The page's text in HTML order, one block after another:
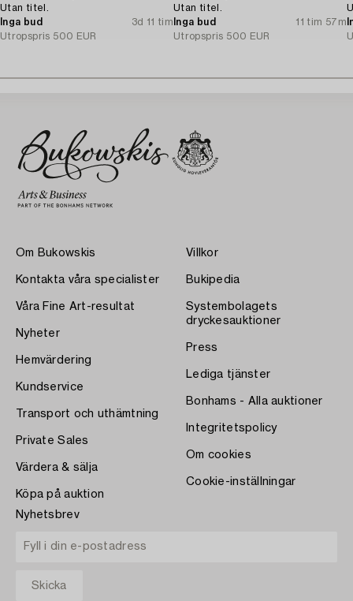
Utan titel.
Inga bud
3d 11 tim
Utropspris 500 EUR
Utan titel.
Inga bud
11 tim 57m
Utropspris 500 EUR
Om Bukowskis
Kontakta våra specialister
Våra Fine Art-resultat
Nyheter
Hemvärdering
Kundservice
Transport och uthämtning
Private Sales
Värdera & sälja
Köpa på auktion
Villkor
Bukipedia
Systembolagets
dryckesauktioner
Press
Lediga tjänster
Bonhams - Alla auktioner
Integritetspolicy
Om cookies
Cookie-inställningar
Nyhetsbrev